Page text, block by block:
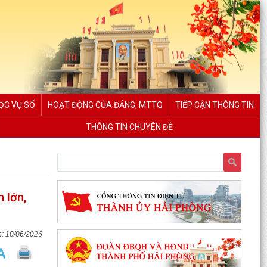
VỤ SỐ HOẠT ĐỘNG CỦA ĐẢNG, MTTQ TIẾP CẬN THÔNG TIN
THÔNG TIN CHUYÊN ĐỀ
lớn,
10/06/2026